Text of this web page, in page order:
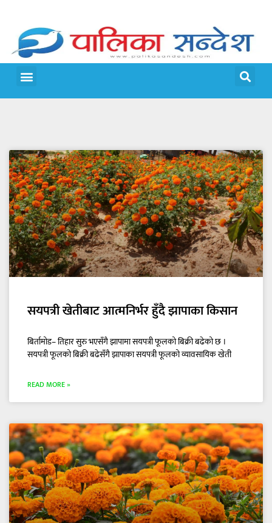
सयपत्री खेतीबाट आत्मनिर्भर हुँदै झापाका किसान
बिर्तामोड– तिहार सुरु भएसँगै झापामा सयपत्री फूलको बिक्री बढेको छ ।
सयपत्री फूलको बिक्री बढेसँगै झापाका सयपत्री फूलको व्यावसायिक खेती
READ MORE »